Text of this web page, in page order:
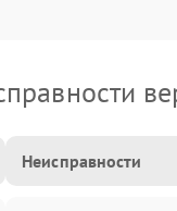
Неисправности